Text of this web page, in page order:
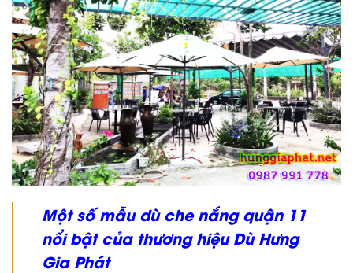
Một số mẫu dù che nắng quận 11
nổi bật của thương hiệu Dù Hưng
Gia Phát